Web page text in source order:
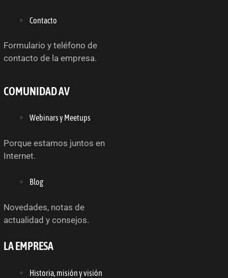
Contacto
Formulario y teléfono de
contacto de la empresa.
COMUNIDAD AV
Webinars y Meetups
Porque estamos juntos en
Internet.
Blog
Novedades, notas de
actualidad y consejos.
LA EMPRESA
Historia, misión y visión